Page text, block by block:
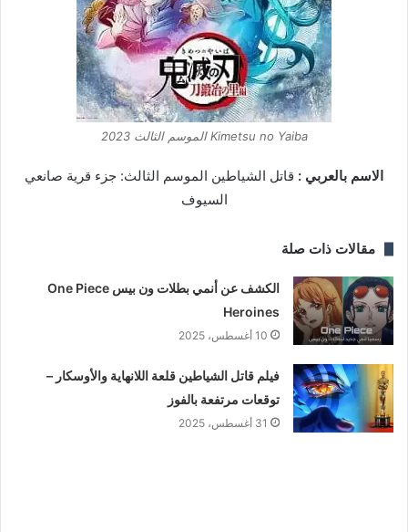
Kimetsu no Yaiba الموسم الثالث 2023
الاسم بالعربي : قاتل الشياطين الموسم الثالث: جزء قرية صانعي
السيوف
مقالات ذات صلة
الكشف عن أنمي بطلات ون بيس One Piece
Heroines
10 أغسطس، 2025
فيلم قاتل الشياطين قلعة اللانهاية والأوسكار –
توقعات مرتفعة بالفوز
31 أغسطس، 2025